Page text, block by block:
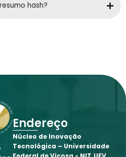
hash?
Endereço
Núcleo de Inovação
Tecnológica – Universidade